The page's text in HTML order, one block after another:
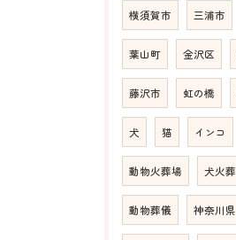
横須賀市 三浦市
葉山町 金沢区
藤沢市 虹の橋
犬 猫 インコ
動物火葬場 犬火葬
動物葬儀 神奈川県